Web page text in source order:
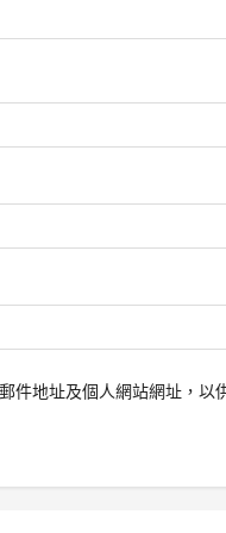
件地址及個人網站網址，以